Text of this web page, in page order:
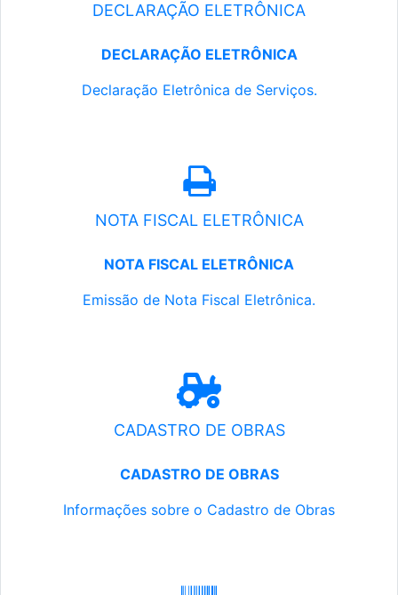
DECLARAÇÃO ELETRÔNICA
DECLARAÇÃO ELETRÔNICA
Declaração Eletrônica de Serviços.
NOTA FISCAL ELETRÔNICA
NOTA FISCAL ELETRÔNICA
Emissão de Nota Fiscal Eletrônica.
CADASTRO DE OBRAS
CADASTRO DE OBRAS
Informações sobre o Cadastro de Obras